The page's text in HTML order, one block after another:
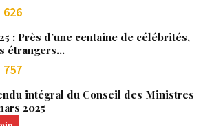
626
: Près d’une centaine de célébrités,
étrangers…
757
intégral du Conseil des Ministres
2025